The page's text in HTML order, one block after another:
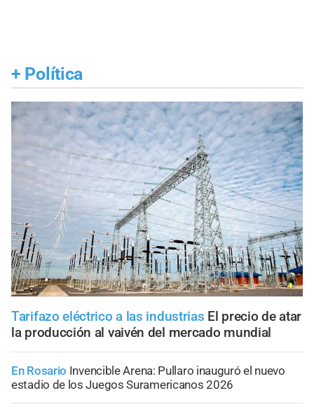
+ Política
Tarifazo eléctrico a las industrias El precio de atar
la producción al vaivén del mercado mundial
En Rosario Invencible Arena: Pullaro inauguró el nuevo
estadio de los Juegos Suramericanos 2026